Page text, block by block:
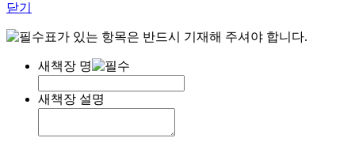
닫기
표가 있는 항목은 반드시 기재해 주셔야 합니다.
새책장 명
새책장 설명